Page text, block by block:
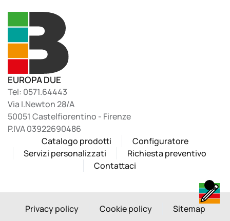
EUROPA DUE
Tel: 0571.64443
Via I.Newton 28/A
50051 Castelfiorentino - Firenze
P.IVA 03922690486
Catalogo prodotti
Configuratore
Servizi personalizzati
Richiesta preventivo
Contattaci
Privacy policy Cookie policy Sitemap